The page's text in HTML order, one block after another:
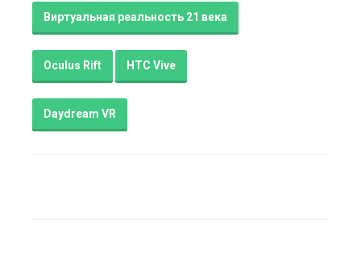
Виртуальная реальность 21 века
Oculus Rift HTC Vive
Daydream VR